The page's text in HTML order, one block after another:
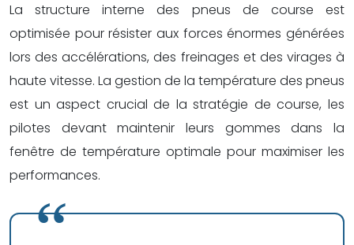
La structure interne des pneus de course est
optimisée pour résister aux forces énormes générées
lors des accélérations, des freinages et des virages à
haute vitesse. La gestion de la température des pneus
est un aspect crucial de la stratégie de course, les
pilotes devant maintenir leurs gommes dans la
fenêtre de température optimale pour maximiser les
performances.